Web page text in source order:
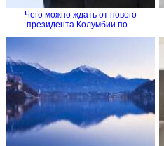
Чего можно ждать от нового
президента Колумбии по...